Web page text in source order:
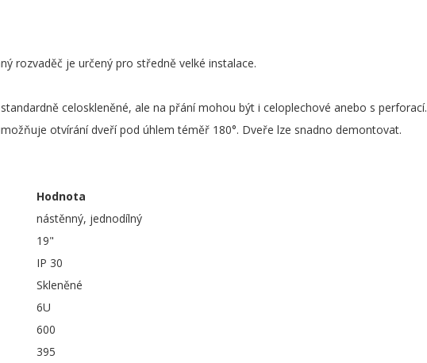
rozvaděč je určený pro středně velké instalace.
celoskleněné, ale na přání mohou být i celoplechové anebo s perforací.
otvírání dveří pod úhlem téměř 180°. Dveře lze snadno demontovat.
Hodnota
nástěnný, jednodílný
19"
IP 30
Skleněné
6U
600
395